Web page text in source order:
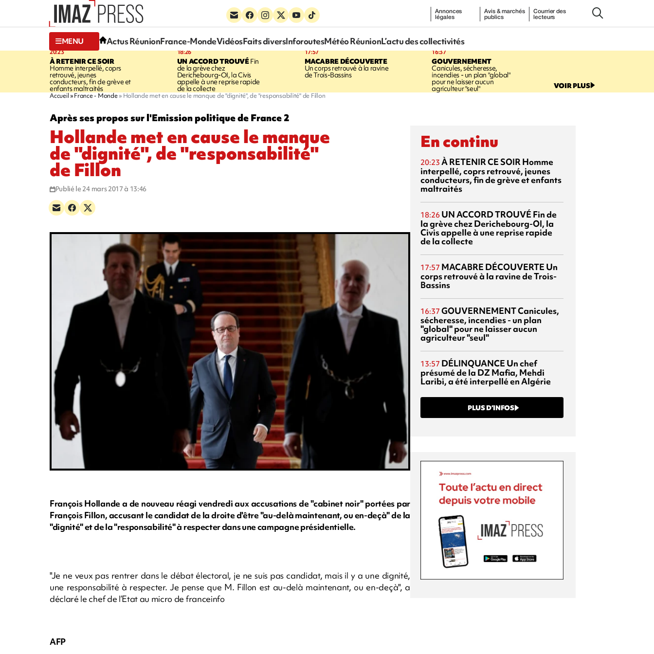
Annonces
légales
Avis & marchés
publics
Courrier des
lecteurs
MENU Actus RéunionFrance-MondeVidéosFaits diversInforoutesMétéo RéunionL’actu des collectivités
20:23
À RETENIR CE SOIR
Homme interpellé, coprs
retrouvé, jeunes
conducteurs, fin de grève et
enfants maltraités
18:26
UN ACCORD TROUVÉFin
de la grève chez
Derichebourg-OI, la Civis
appelle à une reprise rapide
de la collecte
17:57
MACABRE DÉCOUVERTE
Un corps retrouvé à la ravine
de Trois-Bassins
16:37
GOUVERNEMENT
Canicules, sécheresse,
incendies - un plan "global"
pour ne laisser aucun
agriculteur "seul" VOIR PLUS
Accueil France - Monde Hollande met en cause le manque de "dignité", de "responsabilité" de Fillon
Après ses propos sur l'Emission politique de France 2
Hollande met en cause le manque
de "dignité", de "responsabilité"
de Fillon
Publié le 24 mars 2017 à 13:46
François Hollande a de nouveau réagi vendredi aux accusations de "cabinet noir" portées par
François Fillon, accusant le candidat de la droite d'être "au-delà maintenant, ou en-deçà" de la
"dignité" et de la "responsabilité" à respecter dans une campagne présidentielle.
"Je ne veux pas rentrer dans le débat électoral, je ne suis pas candidat, mais il y a une dignité,
une responsabilité à respecter. Je pense que M. Fillon est au-delà maintenant, ou en-deçà", a
déclaré le chef de l’Etat au micro de franceinfo
AFP
En continu
20:23 À RETENIR CE SOIR Homme
interpellé, coprs retrouvé, jeunes
conducteurs, fin de grève et enfants
maltraités
18:26 UN ACCORD TROUVÉ Fin de
la grève chez Derichebourg-OI, la
Civis appelle à une reprise rapide
de la collecte
17:57 MACABRE DÉCOUVERTE Un
corps retrouvé à la ravine de Trois-
Bassins
16:37 GOUVERNEMENTCanicules,
sécheresse, incendies - un plan
"global" pour ne laisser aucun
agriculteur "seul"
13:57 DÉLINQUANCE Un chef
présumé de la DZ Mafia, Mehdi
Laribi, a été interpellé en Algérie
PLUS D’INFOS